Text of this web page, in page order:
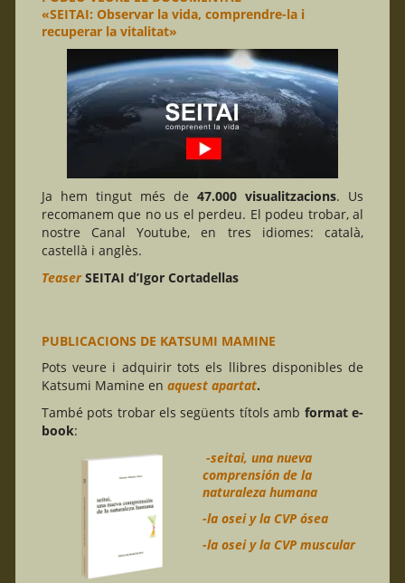
«SEITAI: Observar la vida, comprendre-la i
recuperar la vitalitat»
Ja hem tingut més de47.000 visualitzacions. Us
recomanem que no us el perdeu. El podeu trobar, al
nostre Canal Youtube, en tres idiomes: català,
castellà i anglès.
TeaserSEITAI d’Igor Cortadellas
PUBLICACIONS DE KATSUMI MAMINE
Pots veure i adquirir tots els llibres disponibles de
Katsumi Mamine en aquest apartat.
També pots trobar els següents títols amb format e-
book:
-seitai, una nueva
comprensión de la
naturaleza humana
-la osei y la CVP ósea
-la osei y la CVP muscular